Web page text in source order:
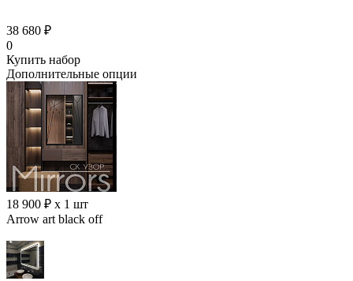
38 680 ₽
0
Купить набор
Дополнительные опции
18 900 ₽ x 1 шт
Arrow art black off